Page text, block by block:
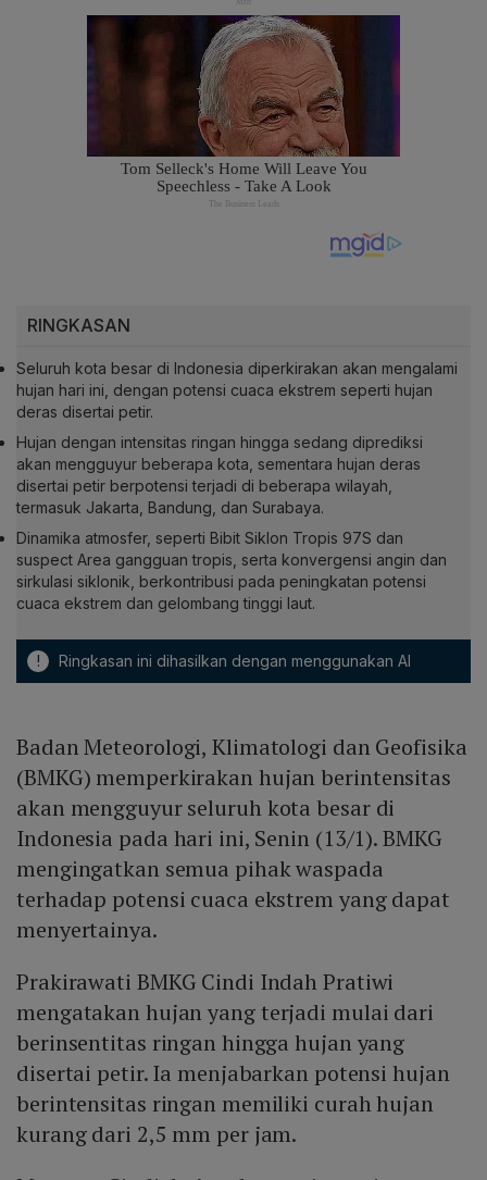
RINGKASAN
Seluruh kota besar di Indonesia diperkirakan akan mengalami
hujan hari ini, dengan potensi cuaca ekstrem seperti hujan
deras disertai petir.
Hujan dengan intensitas ringan hingga sedang diprediksi
akan mengguyur beberapa kota, sementara hujan deras
disertai petir berpotensi terjadi di beberapa wilayah,
termasuk Jakarta, Bandung, dan Surabaya.
Dinamika atmosfer, seperti Bibit Siklon Tropis 97S dan
suspect Area gangguan tropis, serta konvergensi angin dan
sirkulasi siklonik, berkontribusi pada peningkatan potensi
cuaca ekstrem dan gelombang tinggi laut.
! Ringkasan ini dihasilkan dengan menggunakan AI
Badan Meteorologi, Klimatologi dan Geofisika
(BMKG) memperkirakan hujan berintensitas
akan mengguyur seluruh kota besar di
Indonesia pada hari ini, Senin (13/1). BMKG
mengingatkan semua pihak waspada
terhadap potensi cuaca ekstrem yang dapat
menyertainya.
Prakirawati BMKG Cindi Indah Pratiwi
mengatakan hujan yang terjadi mulai dari
berinsentitas ringan hingga hujan yang
disertai petir. Ia menjabarkan potensi hujan
berintensitas ringan memiliki curah hujan
kurang dari 2,5 mm per jam.